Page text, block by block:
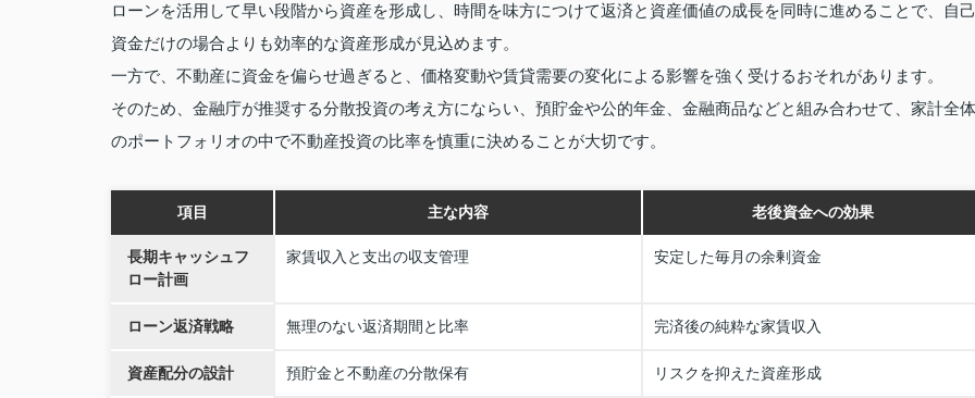
ローンを活用して早い段階から資産を形成し、時間を味方につけて返済と資産価値の成長を同時に進めることで、自己
資金だけの場合よりも効率的な資産形成が見込めます。
一方で、不動産に資金を偏らせ過ぎると、価格変動や賃貸需要の変化による影響を強く受けるおそれがあります。
そのため、金融庁が推奨する分散投資の考え方にならい、預貯金や公的年金、金融商品などと組み合わせて、家計全体
のポートフォリオの中で不動産投資の比率を慎重に決めることが大切です。
項目 主な内容 老後資金への効果
長期キャッシュフ
ロー計画
家賃収入と支出の収支管理 安定した毎月の余剰資金
ローン返済戦略 無理のない返済期間と比率 完済後の純粋な家賃収入
資産配分の設計 預貯金と不動産の分散保有 リスクを抑えた資産形成